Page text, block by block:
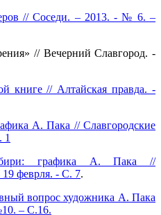
// Соседи. – 2013. - № 6. –
// Вечерний Славгород. -
книге // Алтайская правда. -
А. Пака // Славгородские
1
графика А. Пака //
19 феврля. - С. 7.
вопрос художника А. Пака
– С.16.